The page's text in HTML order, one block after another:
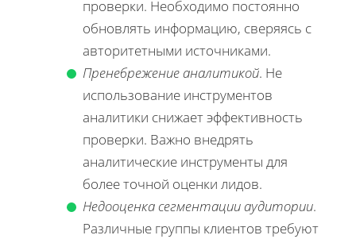
проверки. Необходимо постоянно
обновлять информацию, сверяясь с
авторитетными источниками.
Пренебрежение аналитикой. Не
использование инструментов
аналитики снижает эффективность
проверки. Важно внедрять
аналитические инструменты для
более точной оценки лидов.
Недооценка сегментации аудитории.
Различные группы клиентов требуют